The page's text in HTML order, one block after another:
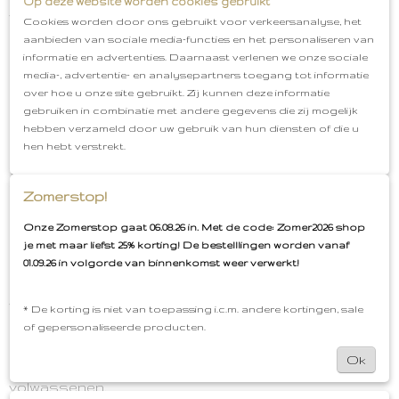
van de barnsteen is ook ideaal wanneer er tandjes
doorkomen bij je baby.
De kettinkjes zijn er in drie kleuren (cognac, multi
colour en vanille) en hebben een gemakkelijke
draaisluiting. Ze zijn verkrijgbaar in twee verschillende
maten: 32 cm (baby), 38 cm (kids). Na verloop van tijd
kunnen de knoopjes tussen de kralen iets strakker
worden getrokken waardoor de ketting iets groter
barnsteen hierdoor bros kan worden. Wil je de
ketting reinigen? Spoel hem dan af met water, gebruik
geen zeep of andere reinigingsmiddelen. Vermijd
verzorgingsproducten.
Let op: Barnsteen sieraden bevatten kleine
onderdelen. Laat om deze reden kinderen onder de
drie jaar de sieraden niet dragen zonder toezicht van
volwassenen.
Cookies worden door ons gebruikt voor verkeersanalyse, het
aanbieden van sociale media-functies en het personaliseren van
informatie en advertenties. Daarnaast verlenen we onze sociale
media-, advertentie- en analysepartners toegang tot informatie
over hoe u onze site gebruikt. Zij kunnen deze informatie
gebruiken in combinatie met andere gegevens die zij mogelijk
hebben verzameld door uw gebruik van hun diensten of die u
hen hebt verstrekt.
Zomerstop!
Onze Zomerstop gaat 06.08.26 in. Met de code: Zomer2026 shop
je met maar liefst 25% korting! De bestelllingen worden vanaf
01.09.26 in volgorde van binnenkomst weer verwerkt!
* De korting is niet van toepassing i.c.m. andere kortingen, sale
of gepersonaliseerde producten.
Ok